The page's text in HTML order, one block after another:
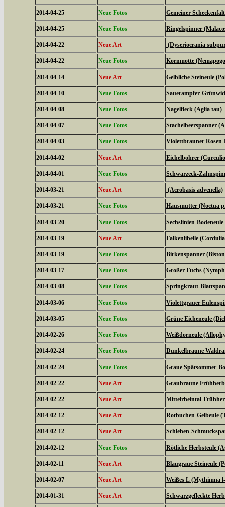
2014-04-25 Neue Fotos Gemeiner
2014-04-25 Neue Fotos Ringelspinner
2014-04-22 Neue Art (Dyseriocrania
2014-04-22 Neue Fotos Kornmotte
2014-04-14 Neue Art Gelbliche Steineule
2014-04-10 Neue Fotos Sauerampfer-
2014-04-08 Neue Fotos Nagelfleck (Aglia tau)
2014-04-07 Neue Fotos Stachelbeerspanner
2014-04-03 Neue Fotos Violettbrauner
2014-04-02 Neue Art Eichelbohrer
2014-04-01 Neue Fotos Schwarzeck-
2014-03-21 Neue Art (Acrobasis advenella)
2014-03-21 Neue Fotos Hausmutter (Noctua
2014-03-20 Neue Fotos Sechslinien-
2014-03-19 Neue Art Falkenlibelle (Cordulia
2014-03-19 Neue Fotos Birkenspanner
2014-03-17 Neue Fotos Großer Fuchs
2014-03-08 Neue Fotos Springkraut-
2014-03-06 Neue Fotos Violettgrauer
2014-03-05 Neue Fotos Grüne Eicheneule
2014-02-26 Neue Fotos Weißdorneule
2014-02-24 Neue Fotos Dunkelbraune
2014-02-24 Neue Fotos Graue Spätsommer-
2014-02-22 Neue Art Graubraune
2014-02-22 Neue Art Mittelrheintal-
2014-02-12 Neue Art Rotbuchen-Gelbeule
2014-02-12 Neue Art Schlehen-
2014-02-12 Neue Fotos Rötliche Herbsteule
2014-02-11 Neue Art Blaugraue Steineule
2014-02-07 Neue Art Weißes L (Mythimna
2014-01-31 Neue Art Schwarzgefleckte